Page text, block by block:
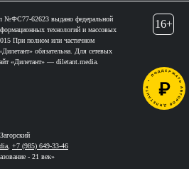
№ФС77-62623 выдано федеральной
технологий и массовых
При полном или частичном
обязательна. Для сетевых
«Дилетант» — diletant.media.
+7 (985) 649-33-46
- 21 век»
16+